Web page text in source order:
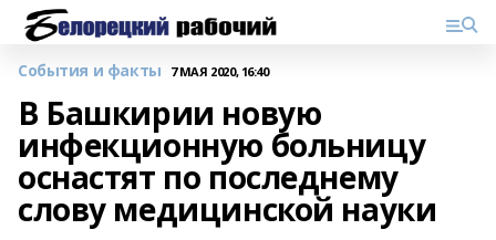
События и факты 7 МАЯ 2020, 16:40
В Башкирии новую
инфекционную больницу
оснастят по последнему
слову медицинской науки